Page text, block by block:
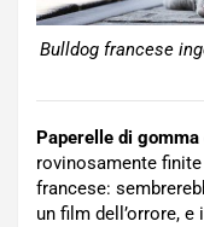
Bulldog francese
Paperelle di gomma
rovinosamente
francese:
un film dell’orrore,